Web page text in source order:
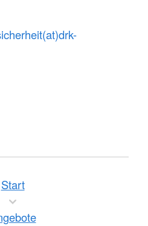
Start